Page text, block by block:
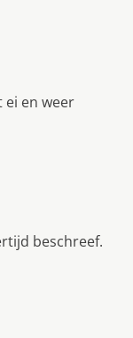
ei en weer
beschreef.